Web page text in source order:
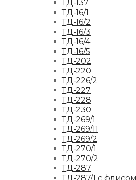
ТД-137
ТД-16/1
ТД-16/2
ТД-16/3
ТД-16/4
ТД-16/5
ТД-202
ТД-220
ТД-226/2
ТД-227
ТД-228
ТД-230
ТД-269/1
ТД-269/11
ТД-269/2
ТД-270/1
ТД-270/2
ТД-287
ТД-287/1 с флисом